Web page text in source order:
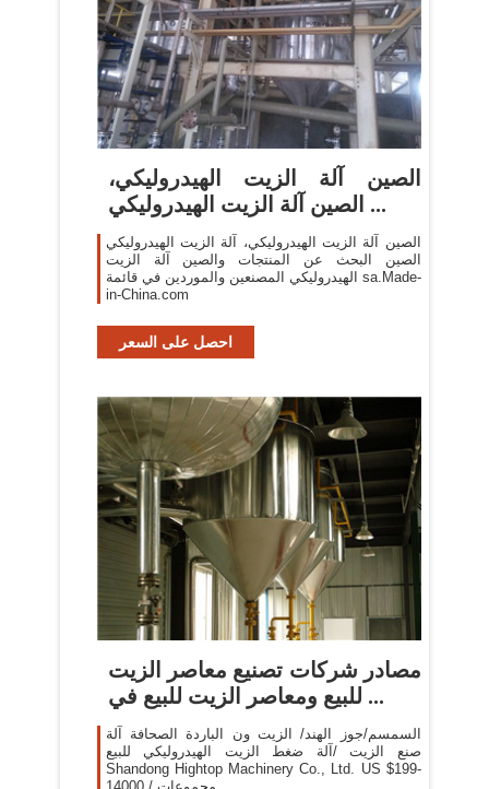
الصين آلة الزيت الهيدروليكي،
الصين آلة الزيت الهيدروليكي ...
الصين آلة الزيت الهيدروليكي، آلة الزيت الهيدروليكي
الصين البحث عن المنتجات والصين آلة الزيت
الهيدروليكي المصنعين والموردين في قائمة sa.Made-
in-China.com
احصل على السعر
مصادر شركات تصنيع معاصر الزيت
للبيع ومعاصر الزيت للبيع في ...
السمسم/جوز الهند/ الزيت ون الباردة الصحافة آلة
صنع الزيت /آلة ضغط الزيت الهيدروليكي للبيع
Shandong Hightop Machinery Co., Ltd. US $199-